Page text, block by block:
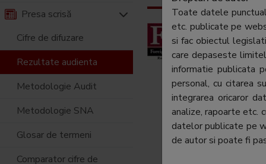
Presa scrisă
Cifre de difuzare
Rezultate audienta
Metodologie Audit
Metodologie SNA
Glosar de termeni
Comparator cifre de
Numele
editorului:
Periodicitate:
Categorie:
Aria de
Tip:
Toate datele
etc. publicate pe
si fac obiectul
care depaseste
informatie publicata
personal, cu citarea
integrarea oricaror
analize, rapoarte etc.
datelor publicate pe
de autor si poate fi